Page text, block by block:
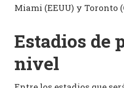
Miami (EEUU) y Toronto
Estadios de
nivel